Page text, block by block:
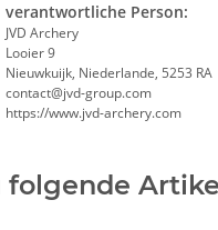
verantwortliche Person:
JVD Archery
Looier 9
Nieuwkuijk, Niederlande, 5253 RA
contact@jvd-group.com
https://www.jvd-archery.com